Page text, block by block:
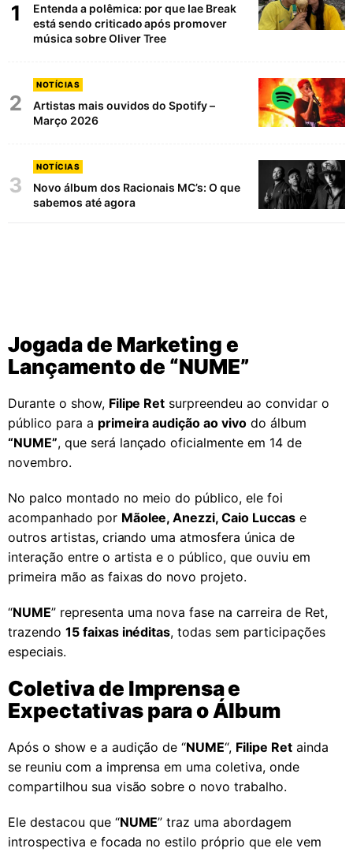
1
Entenda a polêmica: por que Iae Break
está sendo criticado após promover
música sobre Oliver Tree
2
NOTÍCIAS
Artistas mais ouvidos do Spotify –
Março 2026
3
NOTÍCIAS
Novo álbum dos Racionais MC’s: O que
sabemos até agora
Jogada de Marketing e
Lançamento de “NUME”
Durante o show, Filipe Ret surpreendeu ao convidar o
público para a primeira audição ao vivo do álbum
“NUME”, que será lançado oficialmente em 14 de
novembro.
No palco montado no meio do público, ele foi
acompanhado por Mãolee, Anezzi, Caio Luccase
outros artistas, criando uma atmosfera única de
interação entre o artista e o público, que ouviu em
primeira mão as faixas do novo projeto.
“NUME” representa uma nova fase na carreira de Ret,
trazendo 15 faixas inéditas, todas sem participações
especiais.
Coletiva de Imprensa e
Expectativas para o Álbum
Após o show e a audição de “NUME“, Filipe Retainda
se reuniu com a imprensa em uma coletiva, onde
compartilhou sua visão sobre o novo trabalho.
Ele destacou que “NUME” traz uma abordagem
introspectiva e focada no estilo próprio que ele vem